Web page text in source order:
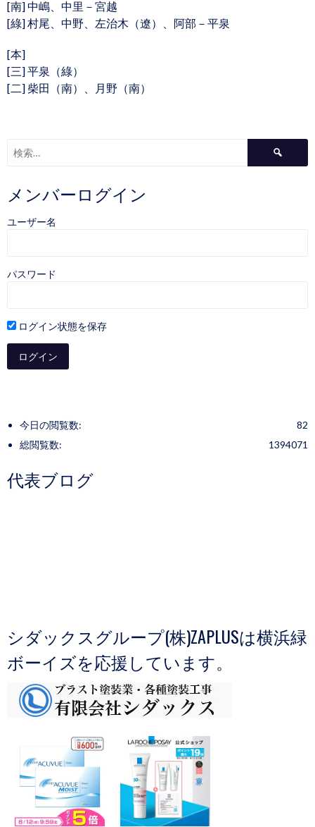
[南] 中嶋、中里－宮越
[綠] 村尾、中野、左治木（遼）、阿部－平泉
[本]
[三] 平泉（綠）
[二] 柴田（南）、月野（南）
メンバーログイン
ユーザー名
パスワード
ログイン状態を保存
82
今日の閲覧数:
1394071
総閲覧数:
代表ブログ
シダックスグループ(株)ZAPLUSは横浜緑
ボーイズを応援しています。